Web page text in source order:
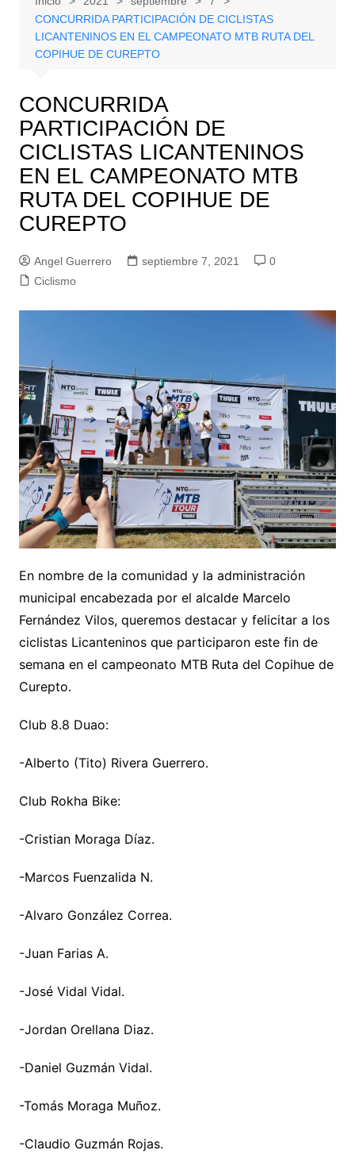
CONCURRIDA PARTICIPACIÓN DE CICLISTAS
LICANTENINOS EN EL CAMPEONATO MTB RUTA DEL
COPIHUE DE CUREPTO
CONCURRIDA
PARTICIPACIÓN DE
CICLISTAS LICANTENINOS
EN EL CAMPEONATO MTB
RUTA DEL COPIHUE DE
CUREPTO
Angel Guerrero septiembre 7, 2021
0
Ciclismo
En nombre de la comunidad y la administración
municipal encabezada por el alcalde Marcelo
Fernández Vilos, queremos destacar y felicitar a los
ciclistas Licanteninos que participaron este fin de
semana en el campeonato MTB Ruta del Copihue de
Curepto.
Club 8.8 Duao:
-Alberto (Tito) Rivera Guerrero.
Club Rokha Bike:
-Cristian Moraga Díaz.
-Marcos Fuenzalida N.
-Alvaro González Correa.
-Juan Farias A.
-José Vidal Vidal.
-Jordan Orellana Diaz.
-Daniel Guzmán Vidal.
-Tomás Moraga Muñoz.
-Claudio Guzmán Rojas.